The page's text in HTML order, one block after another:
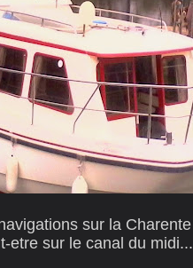
sur la Charente
etre sur le canal du midi...